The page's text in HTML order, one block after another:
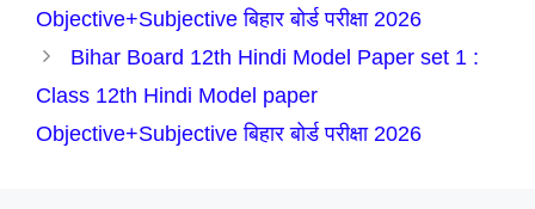
Objective+Subjective बिहार बोर्ड परीक्षा 2026
Bihar Board 12th Hindi Model Paper set 1 :
Class 12th Hindi Model paper
Objective+Subjective बिहार बोर्ड परीक्षा 2026